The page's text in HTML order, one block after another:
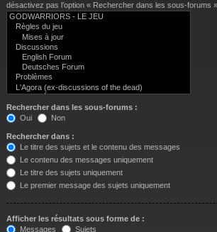
désactivez pas l’option « Rechercher dans les sous-forums
Rechercher dans les sous-forums :
Oui
Non
Rechercher dans :
Le titre des sujets et le contenu des messages
Le contenu des messages uniquement
Le titre des sujets uniquement
Le premier message des sujets uniquement
Afficher les résultats sous forme de :
Messages
Sujets